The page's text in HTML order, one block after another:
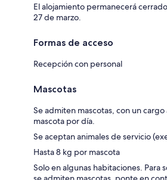
El alojamiento permanecerá
27 de marzo.
Formas de acceso
Recepción con personal
Mascotas
Se admiten mascotas, con un cargo
mascota por día.
Se aceptan animales de servicio
Hasta 8 kg por mascota
Solo en algunas habitaciones. Para